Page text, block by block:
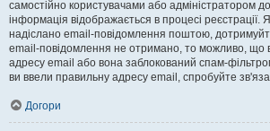
самостійно користувачами або адміністратором
інформація відображається в процесі
надіслано email-повідомлення поштою,
email-повідомлення не отримано, то можливо, що
адресу email або вона заблокований спам-
ви ввели правильну адресу email, спробуйте
Догори